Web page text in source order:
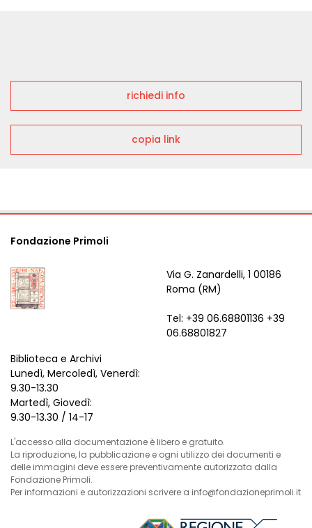
richiedi info
copia link
Fondazione Primoli
Via G. Zanardelli, 1 00186
Roma (RM)
Tel: +39 06.68801136 +39
06.68801827
Biblioteca e Archivi
Lunedì, Mercoledì, Venerdì:
9.30-13.30
Martedì, Giovedì:
9.30-13.30 / 14-17
L'accesso alla documentazione è libero e gratuito.
La riproduzione, la pubblicazione e ogni utilizzo dei documenti e
delle immagini deve essere preventivamente autorizzata dalla
Fondazione Primoli.
Per informazioni e autorizzazioni scrivere a info@fondazioneprimoli.it